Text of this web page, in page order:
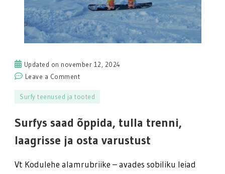
Updated on november 12, 2024
Leave a Commenton
saad
tulla
trenni,
Surfy teenused ja tooted
Surfys saad õppida, tulla trenni,
laagrisse ja osta varustust
Vt Kodulehe alamrubriike – avades sobiliku leiad